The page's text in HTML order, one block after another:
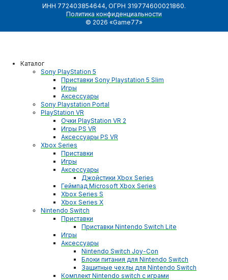
ИНН 772403854644, ОГРН 319774600021860.
Политика конфиденциальности
© 2026 «Game77»
Каталог
Sony PlayStation 5
Приставки Sony Playstation 5 Slim
Игры
Аксессуары
Sony Playstation Portal
PlayStation VR
Очки PlayStation VR 2
Игры PS VR
Аксессуары PS VR
Xbox Series
Приставки
Игры
Аксессуары
Джойстики Xbox Series
Геймпад Microsoft Xbox Series
Xbox Series S
Xbox Series X
Nintendo Switch
Приставки
Приставки Nintendo Switch Lite
Игры
Аксессуары
Nintendo Switch Joy-Con
Блоки питания для Nintendo Switch
Защитные чехлы для Nintendo Switch
Комплект Nintendo switch с играми